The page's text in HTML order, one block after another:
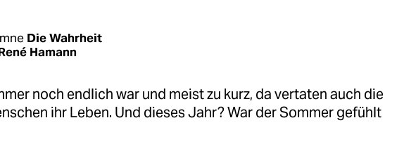
Die Wahrheit
Hamann
noch endlich war und meist zu kurz, da vertaten auch die
ihr Leben. Und dieses Jahr? War der Sommer gefühlt